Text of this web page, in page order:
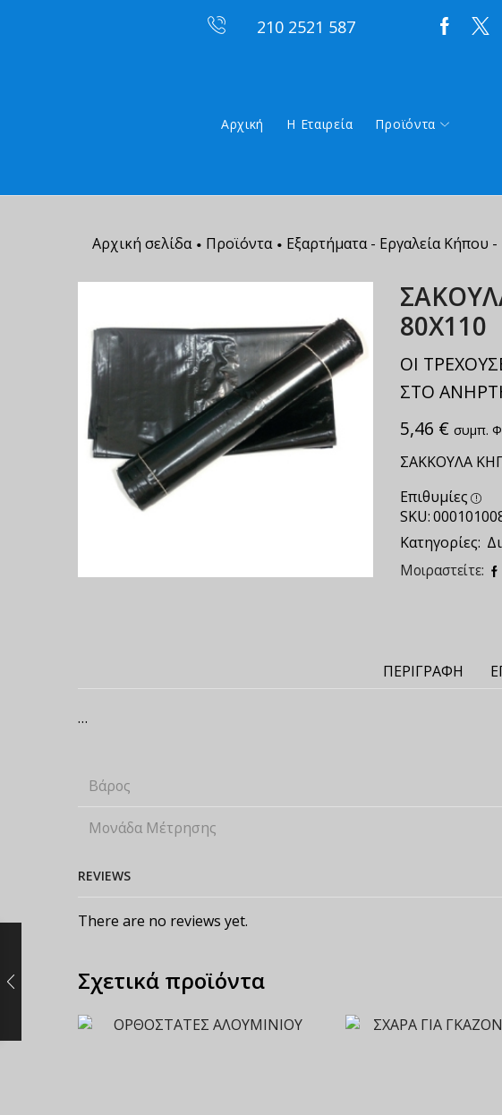
210 2521 587
Αρχική Η Εταιρεία Προϊόντα
Αρχική σελίδα • Προϊόντα • Εξαρτήματα - Εργαλεία Κήπου
80Χ110
ΟΙ
ΣΤΟ
5,46 € συμπ.
ΣΑΚΚΟΥΛΑ
Επιθυμίες
SKU:
Κατηγορίες:
Μοιραστείτε:
ΠΕΡΙΓΡΑΦΉ
…
Βάρος
Μονάδα Μέτρησης
REVIEWS
There are no reviews yet.
Σχετικά προϊόντα